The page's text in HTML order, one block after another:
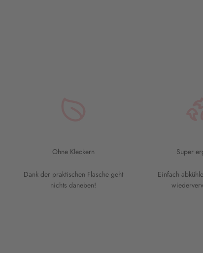
Ohne Kleckern
Dank der praktischen Flasche geht
nichts daneben!
Super
Einfach